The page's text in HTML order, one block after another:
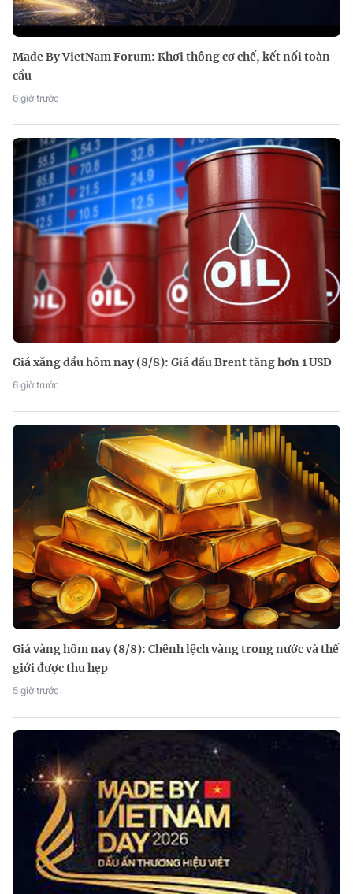
Made By VietNam Forum: Khơi thông cơ chế, kết nối toàn
cầu
6 giờ trước
Giá xăng dầu hôm nay (8/8): Giá dầu Brent tăng hơn 1 USD
6 giờ trước
Giá vàng hôm nay (8/8): Chênh lệch vàng trong nước và thế
giới được thu hẹp
5 giờ trước